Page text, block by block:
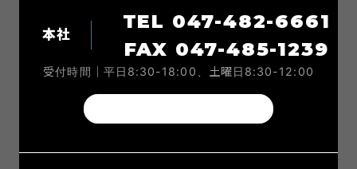
本社
TEL 047-482-6661
受付時間｜平日8:30-18:00、土曜日8:30-12:00
FAX 047-485-1239